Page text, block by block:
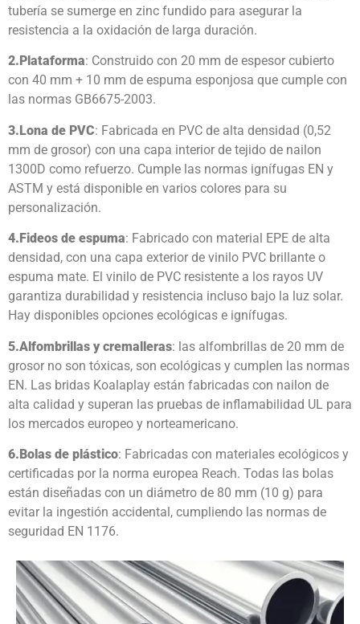
tubería se sumerge en zinc fundido para asegurar la
resistencia a la oxidación de larga duración.
2. Plataforma: Construido con 20 mm de espesor cubierto
con 40 mm + 10 mm de espuma esponjosa que cumple con
las normas GB6675-2003.
3.Lona de PVC: Fabricada en PVC de alta densidad (0,52
mm de grosor) con una capa interior de tejido de nailon
1300D como refuerzo. Cumple las normas ignífugas EN y
ASTM y está disponible en varios colores para su
personalización.
4. Fideos de espuma: Fabricado con material EPE de alta
densidad, con una capa exterior de vinilo PVC brillante o
espuma mate. El vinilo de PVC resistente a los rayos UV
garantiza durabilidad y resistencia incluso bajo la luz solar.
Hay disponibles opciones ecológicas e ignífugas.
5.Alfombrillas y cremalleras: las alfombrillas de 20 mm de
grosor no son tóxicas, son ecológicas y cumplen las normas
EN. Las bridas Koalaplay están fabricadas con nailon de
alta calidad y superan las pruebas de inflamabilidad UL para
los mercados europeo y norteamericano.
6.Bolas de plástico: Fabricadas con materiales ecológicos y
certificadas por la norma europea Reach. Todas las bolas
están diseñadas con un diámetro de 80 mm (10 g) para
evitar la ingestión accidental, cumpliendo las normas de
seguridad EN 1176.